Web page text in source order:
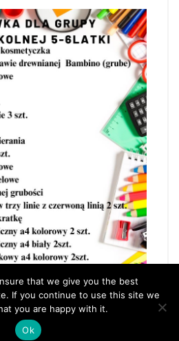
that we give you the best
If you continue to use this site we
you are happy with it.
Ok